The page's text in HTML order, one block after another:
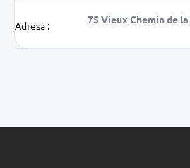
Adresa :
75 Vieux Chemin de